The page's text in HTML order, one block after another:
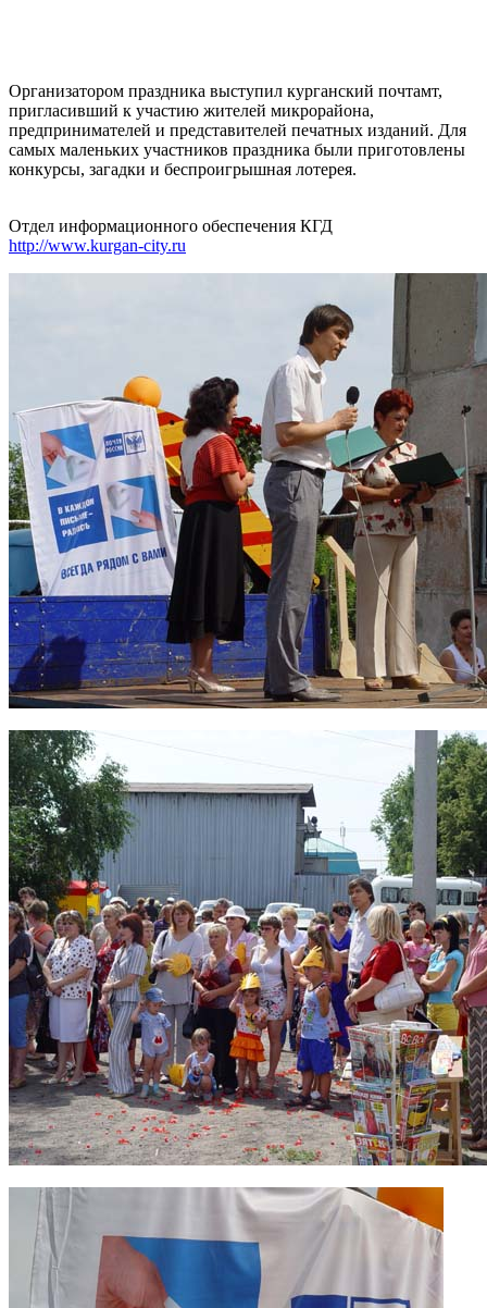
Организатором праздника выступил курганский почтамт,
пригласивший к участию жителей микрорайона,
предпринимателей и представителей печатных изданий. Для
самых маленьких участников праздника были приготовлены
конкурсы, загадки и беспроигрышная лотерея.
Отдел информационного обеспечения КГД
http://www.kurgan-city.ru